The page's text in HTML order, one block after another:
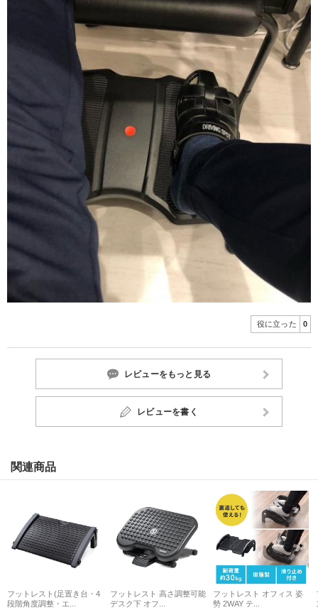
役に立った 0
レビューをもっと見る
レビューを書く
関連商品
フットレスト(足置き台・4
段階角度調整・エ...
フットレスト 高さ調整可能
デスク下 オフ...
フットレスト オフィス 姿
勢 2WAY テ...